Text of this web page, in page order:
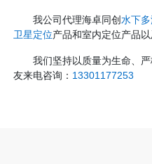
我公司代理海卓同创水下
卫星定位产品和室内定位产品以
我们坚持以质量为生命、
友来电咨询： 13301177253